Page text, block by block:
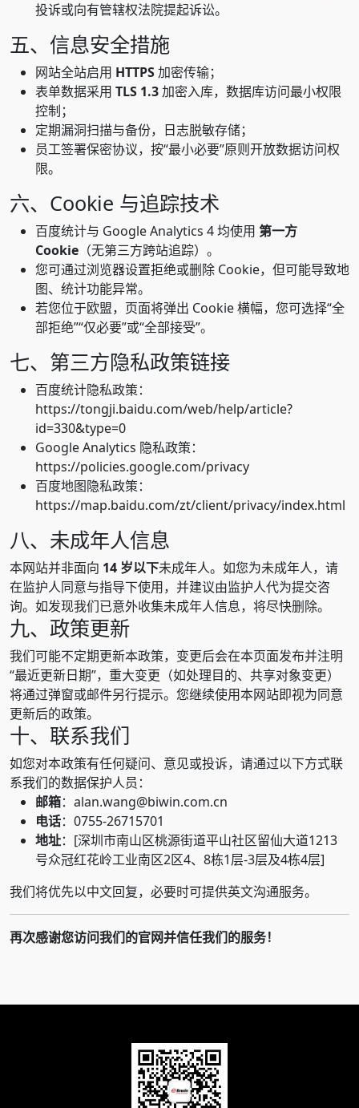
投诉或向有管辖权法院提起诉讼。
五、信息安全措施
网站全站启用 HTTPS加密传输；
表单数据采用 TLS 1.3加密入库，数据库访问最小权限
控制；
定期漏洞扫描与备份，日志脱敏存储；
员工签署保密协议，按“最小必要”原则开放数据访问权
限。
六、Cookie 与追踪技术
百度统计与 Google Analytics 4 均使用 第一方
Cookie （无第三方跨站追踪）。
您可通过浏览器设置拒绝或删除 Cookie，但可能导致地
图、统计功能异常。
若您位于欧盟，页面将弹出 Cookie 横幅，您可选择“全
部拒绝”“仅必要”或“全部接受”。
七、第三方隐私政策链接
百度统计隐私政策：
https://tongji.baidu.com/web/help/article?
id=330&type=0
Google Analytics 隐私政策：
https://policies.google.com/privacy
百度地图隐私政策：
https://map.baidu.com/zt/client/privacy/index.html
八、未成年人信息
本网站并非面向 14 岁以下未成年人。如您为未成年人，请
在监护人同意与指导下使用，并建议由监护人代为提交咨
询。如发现我们已意外收集未成年人信息，将尽快删除。
九、政策更新
我们可能不定期更新本政策，变更后会在本页面发布并注明
“最近更新日期”，重大变更（如处理目的、共享对象变更）
将通过弹窗或邮件另行提示。您继续使用本网站即视为同意
更新后的政策。
十、联系我们
如您对本政策有任何疑问、意见或投诉，请通过以下方式联
系我们的数据保护人员：
邮箱：alan.wang@biwin.com.cn
电话：0755-26715701
地址：[深圳市南山区桃源街道平山社区留仙大道1213
号众冠红花岭工业南区2区4、8栋1层-3层及4栋4层]
我们将优先以中文回复，必要时可提供英文沟通服务。
再次感谢您访问我们的官网并信任我们的服务！